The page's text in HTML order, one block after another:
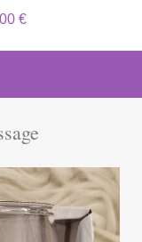
€